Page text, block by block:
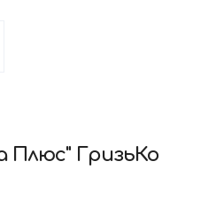
Плюс" ГризьКо